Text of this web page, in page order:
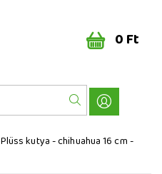
0 Ft
Plüss kutya - chihuahua 16 cm -